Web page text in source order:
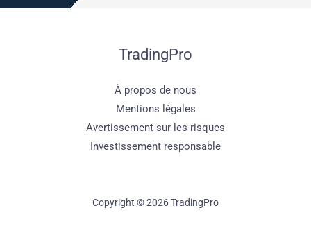
TradingPro
À propos de nous
Mentions légales
Avertissement sur les risques
Investissement responsable
Copyright © 2026 TradingPro